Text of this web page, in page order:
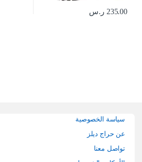
235.00 ر.س
سياسة الخصوصية
عن حراج ديلز
تواصل معنا